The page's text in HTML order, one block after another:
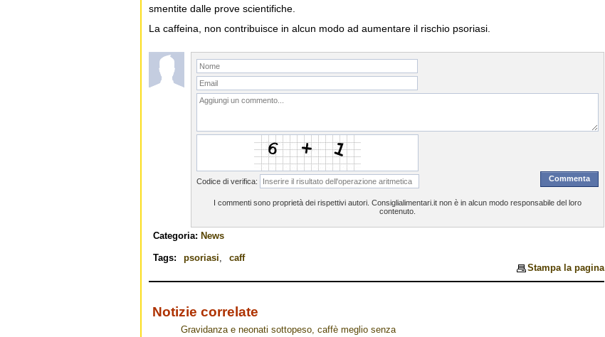
smentite dalle prove scientifiche.
La caffeina, non contribuisce in alcun modo ad aumentare il rischio psoriasi.
Codice di verifica:
I commenti sono proprietà dei rispettivi autori. Consiglialimentari.it non è in alcun modo responsabile del loro
contenuto.
Categoria: News
Tags: psoriasi, caff
Stampa la pagina
Notizie correlate
Gravidanza e neonati sottopeso, caffè meglio senza